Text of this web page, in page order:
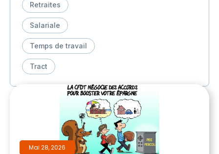
Retraites
Salariale
Temps de travail
Tract
Mai 28, 2026